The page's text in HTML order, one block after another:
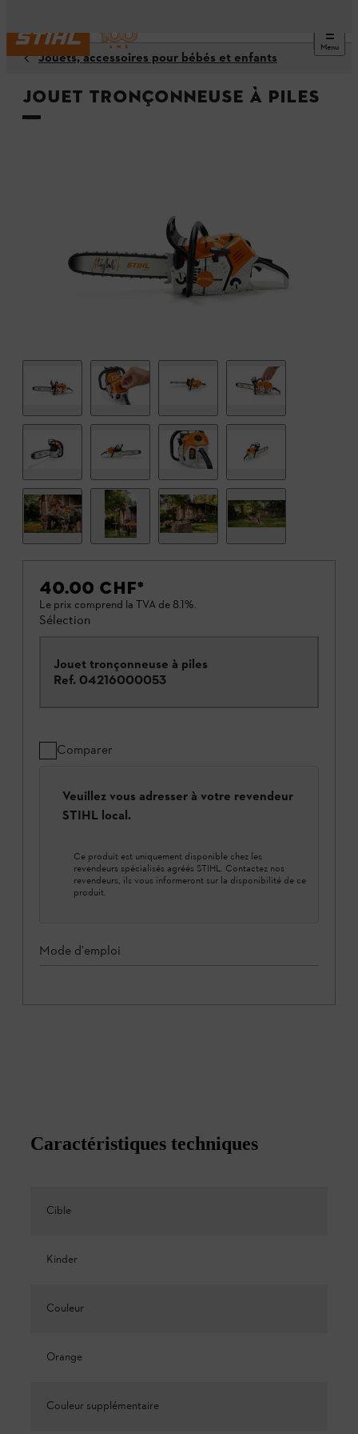
Menu
Jouets, accessoires pour bébés et enfants
Jouet tronçonneuse à piles
40.00 CHF*
Le prix comprend la TVA de 8.1%.
Sélection
Jouet tronçonneuse à piles
Ref. 04216000053
Comparer
Veuillez vous adresser à votre revendeur
STIHL local.
Ce produit est uniquement disponible chez les
revendeurs spécialisés agréés STIHL. Contactez nos
revendeurs, ils vous informeront sur la disponibilité de ce
produit.
Mode d'emploi
Caractéristiques techniques
Cible
Kinder
Couleur
Orange
Couleur supplémentaire